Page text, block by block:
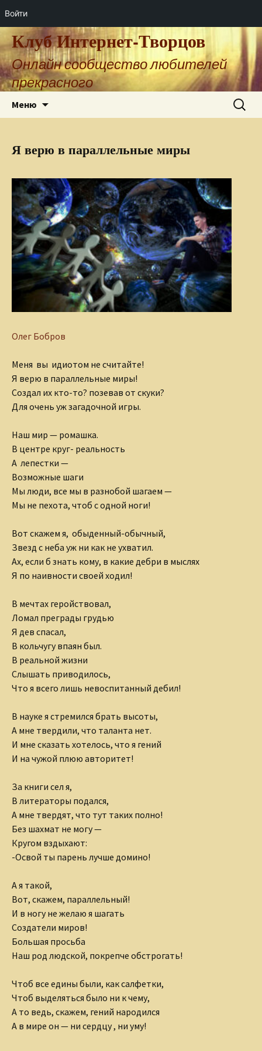
Войти
Клуб Интернет-Творцов
Онлайн сообщество любителей
прекрасного
Меню Найти:
Я верю в параллельные миры
Олег Бобров
Меня вы идиотом не считайте!
Я верю в параллельные миры!
Создал их кто-то? позевав от скуки?
Для очень уж загадочной игры.
Наш мир — ромашка.
В центре круг- реальность
А лепестки —
Возможные шаги
Мы люди, все мы в разнобой шагаем —
Мы не пехота, чтоб с одной ноги!
Вот скажем я, обыденный-обычный,
Звезд с неба уж ни как не ухватил.
Ах, если б знать кому, в какие дебри в мыслях
Я по наивности своей ходил!
В мечтах геройствовал,
Ломал преграды грудью
Я дев спасал,
В кольчугу впаян был.
В реальной жизни
Слышать приводилось,
Что я всего лишь невоспитанный дебил!
В науке я стремился брать высоты,
А мне твердили, что таланта нет.
И мне сказать хотелось, что я гений
И на чужой плюю авторитет!
За книги сел я,
В литераторы подался,
А мне твердят, что тут таких полно!
Без шахмат не могу —
Кругом вздыхают:
-Освой ты парень лучше домино!
А я такой,
Вот, скажем, параллельный!
И в ногу не желаю я шагать
Создатели миров!
Большая просьба
Наш род людской, покрепче обстрогать!
Чтоб все едины были, как салфетки,
Чтоб выделяться было ни к чему,
А то ведь, скажем, гений народился
А в мире он — ни сердцу , ни уму!